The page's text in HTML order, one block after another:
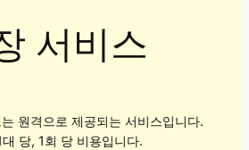
서비스
원격으로 제공되는 서비스입니다.
대 당, 1회 당 비용입니다.